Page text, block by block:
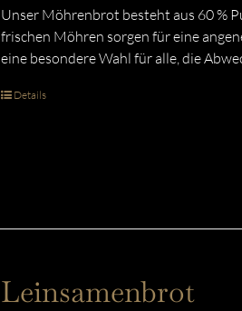
Unser Möhrenbrot besteht aus 60 %
frischen Möhren sorgen für eine
eine besondere Wahl für alle, die
Details
Leinsamenbrot